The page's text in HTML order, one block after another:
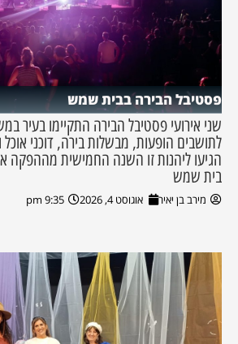
פסטיבל הבירה בבית שמש
שני אירועי פסטיבל הבירה התקיימו בעיר
לתושבים הופעות, מבשלות בירה, דוכני
הגיעו ליהנות זו השנה החמישית מההפקה
בית שמש
מירב בן יאיר אוגוסט 4, 2026 9:35 pm